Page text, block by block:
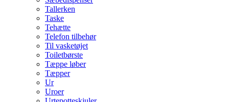
Tallerken
Taske
Tehætte
Telefon tilbehør
Til vasketøjet
Toiletbørste
Tæppe løber
Tæpper
Ur
Uroer